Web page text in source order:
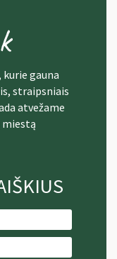
kurie gauna
straipsniais
atvežame
miestą